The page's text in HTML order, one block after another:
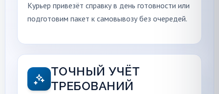
Курьер привезёт справку в день готовности или
подготовим пакет к самовывозу без очередей.
ТОЧНЫЙ УЧЁТ
ТРЕБОВАНИЙ